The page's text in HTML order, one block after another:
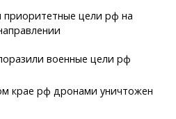
приоритетные цели рф на
военные цели рф
крае рф дронами уничтожен